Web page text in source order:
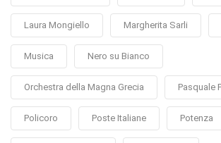
Laura Mongiello Margherita Sarli
Musica Nero su Bianco
Orchestra della Magna Grecia Pasquale
Policoro Poste Italiane Potenza